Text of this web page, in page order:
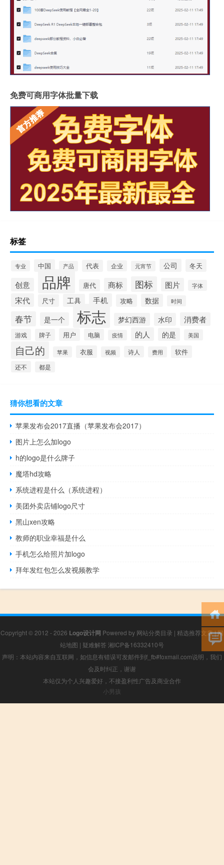
免费可商用字体批量下载
标签
专业 中国 产品 代表 企业 元宵节 公司 冬天
创意 品牌 唐代 商标 图标 图片 字体
宋代 尺寸 工具 手机 攻略 数据 时间
春节 是一个 标志 梦幻西游 水印 消费者
游戏 牌子 用户 电脑 疫情 的人 的是 美国
自己的 苹果 衣服 视频 诗人 费用 软件
还不 都是
猜你想看的文章
苹果发布会2017直播（苹果发布会2017）
图片上怎么加logo
h的logo是什么牌子
魔塔hd攻略
系统进程是什么（系统进程）
美团外卖店铺logo尺寸
黑山xen攻略
教师的职业幸福是什么
手机怎么给照片加logo
拜年发红包怎么发视频教学
Copyright © 2012 - 2026 Logo设计网 Powered by 网站分类目录 | 精选推荐文章|网
站地图 | 疑难解答 湘ICP备16332410号
声明：本站内容来自互联网，如信息有错误可发邮件到f_fb#foxmail.com说明，我们
会及时纠正，谢谢
本站仅为个人兴趣爱好，不接盈利性广告及商业合作
小男孩